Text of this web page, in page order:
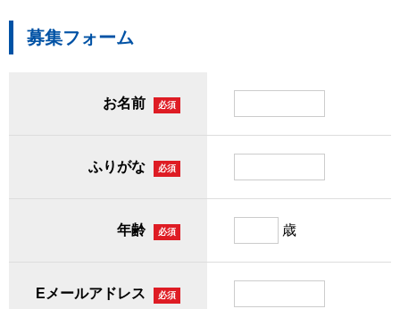
募集フォーム
お名前 必須
ふりがな 必須
年齢 必須 歳
Eメールアドレス 必須